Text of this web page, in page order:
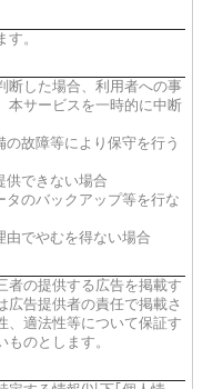
。
断した場合、利用者への事
本サービスを一時的に中断
の故障等により保守を行う
供できない場合
タのバックアップ等を行な
由でやむを得ない場合
者の提供する広告を掲載す
広告提供者の責任で掲載さ
、適法性等について保証す
のとします。